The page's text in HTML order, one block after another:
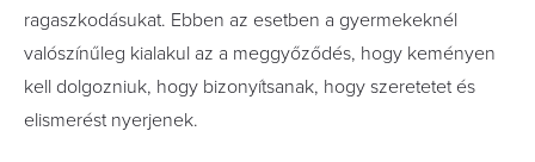
ragaszkodásukat. Ebben az esetben a gyermekeknél
valószínűleg kialakul az a meggyőződés, hogy keményen
kell dolgozniuk, hogy bizonyítsanak, hogy szeretetet és
elismerést nyerjenek.